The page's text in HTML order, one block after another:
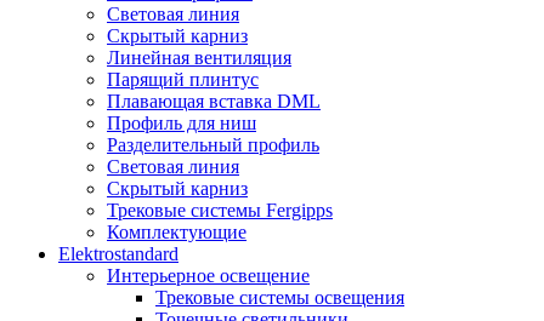
Световая линия
Скрытый карниз
Линейная вентиляция
Парящий плинтус
Плавающая вставка DML
Профиль для ниш
Разделительный профиль
Световая линия
Скрытый карниз
Трековые системы Fergipps
Комплектующие
Elektrostandard
Интерьерное освещение
Трековые системы освещения